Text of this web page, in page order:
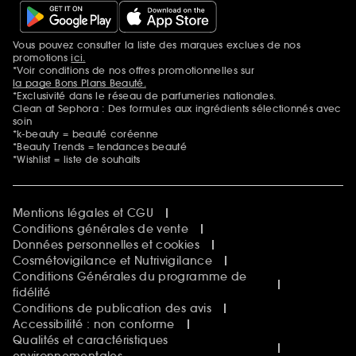
SEPHORA edit
Sephora Prize
Sephora Beautiful Club
Clean at Sephora
Idées & Inspirations Beauté
Mentions additionnelles
Vous pouvez consulter la liste des marques exclues de nos
promotionsici.
*Voir conditions de nos offres promotionnelles sur
la page Bons Plans Beauté.
*Exclusivité dans le réseau de parfumeries nationales.
Clean at Sephora : Des formules aux ingrédients sélectionnés avec
soin
*k-beauty = beauté coréenne
*Beauty Trends = tendances beauté
*Wishlist = liste de souhaits
Mentions légales et CGU
Conditions générales de vente
Données personnelles et cookies
Cosmétovigilance et Nutrivigilance
Conditions Générales du programme de
fidélité
Conditions de publication des avis
Accessibilité : non conforme
Qualités et caractéristiques